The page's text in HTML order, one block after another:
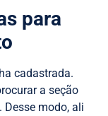
para
cadastrada.
a seção
Desse modo, ali